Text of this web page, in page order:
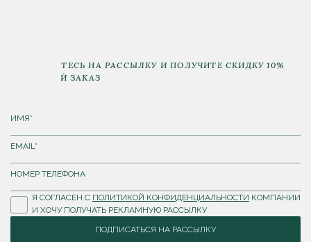
ПОДПИШИТЕСЬ НА РАССЫЛКУ И ПОЛУЧИТЕ СКИДКУ 10%
НА ПЕРВЫЙ ЗАКАЗ
Я СОГЛАСЕН С ПОЛИТИКОЙ КОНФИДЕНЦИАЛЬНОСТИ КОМПАНИИ
И ХОЧУ ПОЛУЧАТЬ РЕКЛАМНУЮ РАССЫЛКУ
ПОДПИСАТЬСЯ НА РАССЫЛКУ